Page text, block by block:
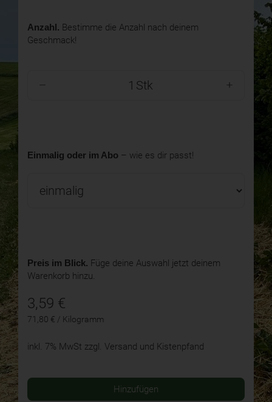
Anzahl. Bestimme die Anzahl nach deinem
Geschmack!
Stk
Einmalig oder im Abo – wie es dir passt!
Preis im Blick. Füge deine Auswahl jetzt deinem
Warenkorb hinzu.
3,59 €
71,80 € / Kilogramm
inkl. 7% MwSt zzgl. Versand und Kistenpfand
Hinzufügen